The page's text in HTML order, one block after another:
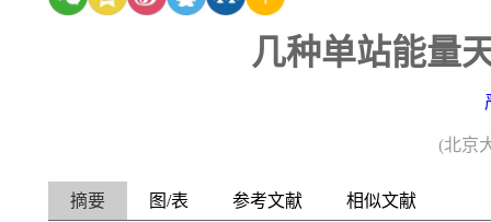
几种单站能量
(北京
摘要 图/表 参考文献 相似文献